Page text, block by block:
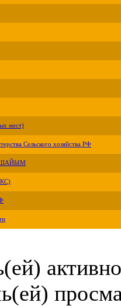
мест)
Сельского хозяйства РФ
активно